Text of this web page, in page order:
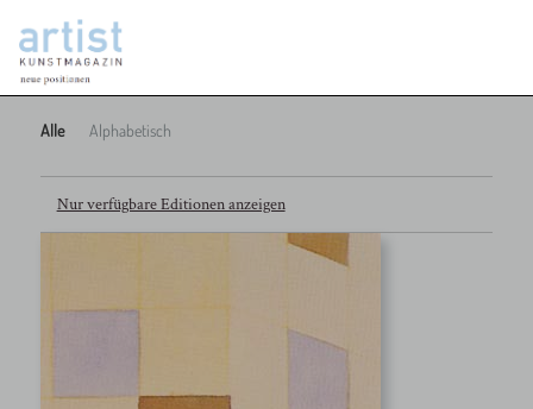
Alle Alphabetisch
Nur verfügbare Editionen anzeigen